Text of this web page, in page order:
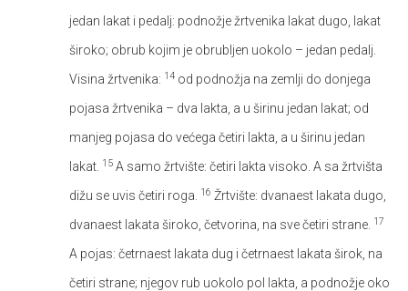
jedan lakat i pedalj: podnožje žrtvenika lakat dugo, lakat
široko; obrub kojim je obrubljen uokolo – jedan pedalj.
Visina žrtvenika: 14 od podnožja na zemlji do donjega
pojasa žrtvenika – dva lakta, a u širinu jedan lakat; od
manjeg pojasa do većega četiri lakta, a u širinu jedan
lakat. 15 A samo žrtvište: četiri lakta visoko. A sa žrtvišta
dižu se uvis četiri roga.
16 Žrtvište: dvanaest lakata dugo,
dvanaest lakata široko, četvorina, na sve četiri strane. 17
A pojas: četrnaest lakata dug i četrnaest lakata širok, na
četiri strane; njegov rub uokolo pol lakta, a podnožje oko